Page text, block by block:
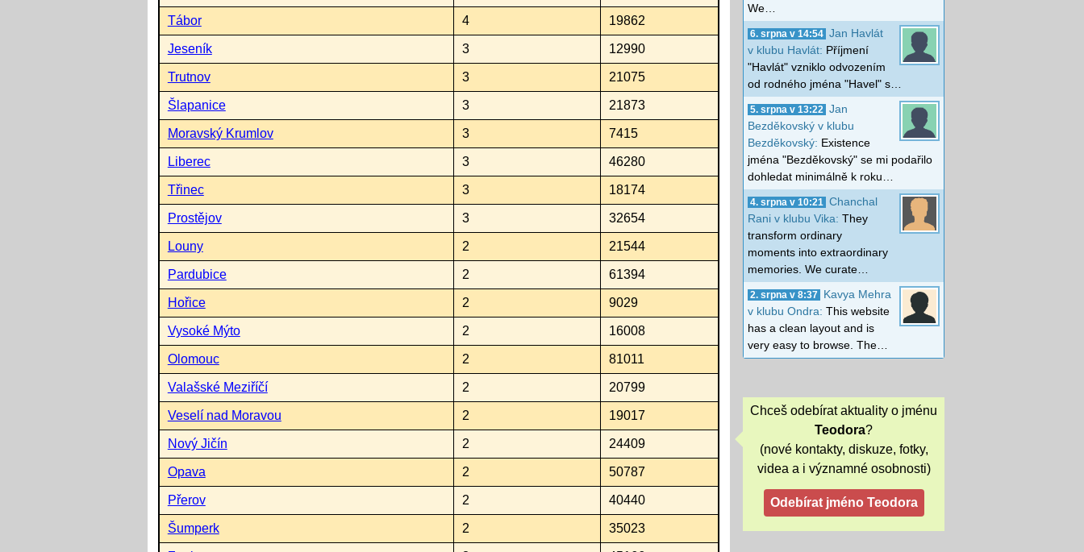
Tábor 4 19862
Jeseník 3 12990
Trutnov 3 21075
Šlapanice 3 21873
Moravský Krumlov 3 7415
Liberec 3 46280
Třinec 3 18174
Prostějov 3 32654
Louny 2 21544
Pardubice 2 61394
Hořice 2 9029
Vysoké Mýto 2 16008
Olomouc 2 81011
Valašské Meziříčí 2 20799
Veselí nad Moravou 2 19017
Nový Jičín 2 24409
Opava 2 50787
Přerov 2 40440
Šumperk 2 35023
We…
6. srpna v 14:54 Jan Havlát
v klubu Havlát: Příjmení
"Havlát" vzniklo odvozením
od rodného jména "Havel" s…
5. srpna v 13:22
Jan
Bezděkovský v klubu
Bezděkovský: Existence
jména "Bezděkovský" se mi podařilo
dohledat minimálně k roku…
4. srpna v 10:21
Chanchal
Rani v klubu Vika: They
transform ordinary
moments into extraordinary
memories. We curate…
2. srpna v 8:37
Kavya Mehra
v klubu Ondra: This website
has a clean layout and is
very easy to browse. The…
Chceš odebírat aktuality o jménu
Teodora?
(nové kontakty, diskuze, fotky,
videa a i významné osobnosti)